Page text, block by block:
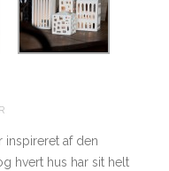
inspireret af den
hvert hus har sit helt